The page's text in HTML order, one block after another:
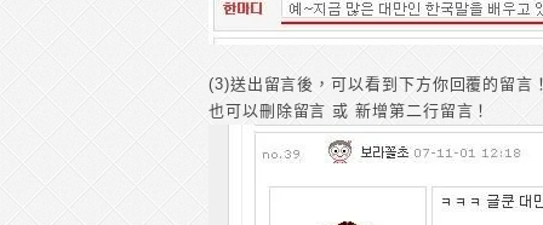
(3)送出留言後，可以看到下方你回覆的留言
也可以刪除留言 或 新增第二行留言！